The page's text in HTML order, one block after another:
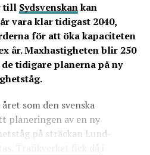
till Sydsvenskankan
vara klar tidigast 2040,
för att öka kapaciteten
år. Maxhastigheten blir 250
tidigare planerna på ny
som den svenska
planeringen av en ny
på sträckan Lund-